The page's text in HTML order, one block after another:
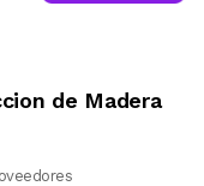
de Madera